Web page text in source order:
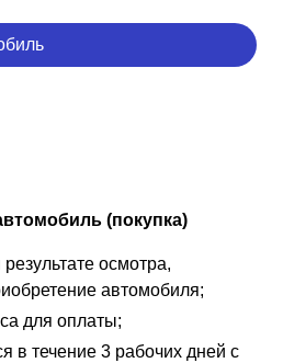
(покупка)
осмотра,
автомобиля;
для оплаты;
в течение 3 рабочих дней с